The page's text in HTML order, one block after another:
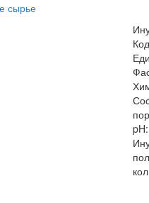
сырье